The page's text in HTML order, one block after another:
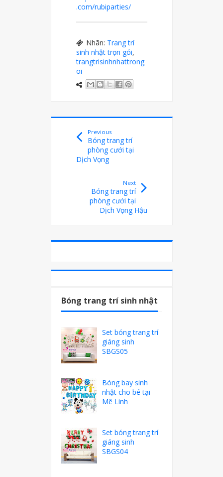
.com/rubiparties/
Nhãn: Trang trí
sinh nhật trọn gói,
trangtrisinhnhattrong
oi
Previous
Bóng trang trí
phòng cưới tại
Dịch Vọng
Next
Bóng trang trí
phòng cưới tại
Dịch Vọng Hậu
Bóng trang trí sinh nhật
Set bóng trang trí
giáng sinh
SBGS05
Bóng bay sinh
nhật cho bé tại
Mê Linh
Set bóng trang trí
giáng sinh
SBGS04